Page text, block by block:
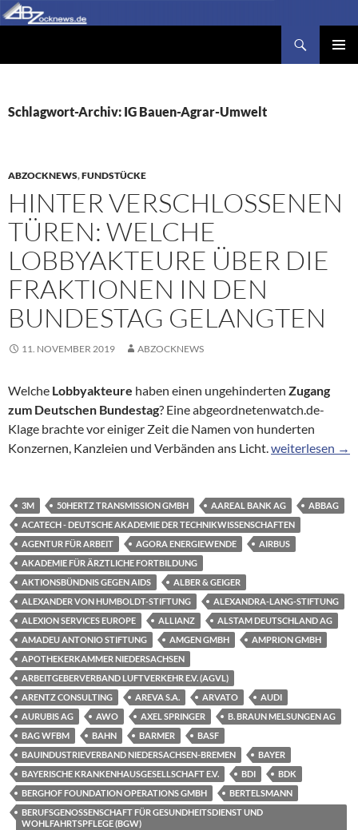
Zum
Inhalt
Schlagwort-Archiv: IG Bauen-Agrar-Umwelt
ABZOCKNEWS,FUNDSTÜCKE
HINTER VERSCHLOSSENEN
TÜREN: WELCHE
LOBBYAKTEURE ÜBER DIE
FRAKTIONEN IN DEN
BUNDESTAG GELANGTEN
11. NOVEMBER 2019 ABZOCKNEWS
Welche Lobbyakteure haben einen ungehinderten Zugang
zum Deutschen Bundestag? Eine abgeordnetenwatch.de-
Klage brachte vor einiger Zeit die Namen von hunderten
Konzernen, Kanzleien und Verbänden ans Licht.Hinter
weiterlesen →
3M 50HERTZ TRANSMISSION GMBH AAREAL BANK AG
ABBAG
ACATECH - DEUTSCHE AKADEMIE DER TECHNIKWISSENSCHAFTEN
AGENTUR FÜR ARBEIT
AGORA ENERGIEWENDE
AIRBUS
AKADEMIE FÜR ÄRZTLICHE FORTBILDUNG
AKTIONSBÜNDNIS GEGEN AIDS
ALBER & GEIGER
ALEXANDER VON HUMBOLDT-STIFTUNG
ALEXANDRA-LANG-STIFTUNG
ALEXION SERVICES EUROPE
ALLIANZ
ALSTAM DEUTSCHLAND AG
AMADEU ANTONIO STIFTUNG
AMGEN GMBH
AMPRION GMBH
APOTHEKERKAMMER NIEDERSACHSEN
ARBEITGEBERVERBAND LUFTVERKEHR E.V. (AGVL)
ARENTZ CONSULTING
AREVA S.A. ARVATO
AUDI
AURUBIS AG
AWO AXEL SPRINGER
B. BRAUN MELSUNGEN AG
BAG WFBM
BAHN BARMER
BASF
BAUINDUSTRIEVERBAND NIEDERSACHSEN-BREMEN
BAYER
BAYERISCHE KRANKENHAUSGESELLSCHAFT E.V.
BDI
BDK
BERGHOF FOUNDATION OPERATIONS GMBH
BERTELSMANN
BERUFSGENOSSENSCHAFT FÜR GESUNDHEITSDIENST UND
WOHLFAHRTSPFLEGE (BGW)